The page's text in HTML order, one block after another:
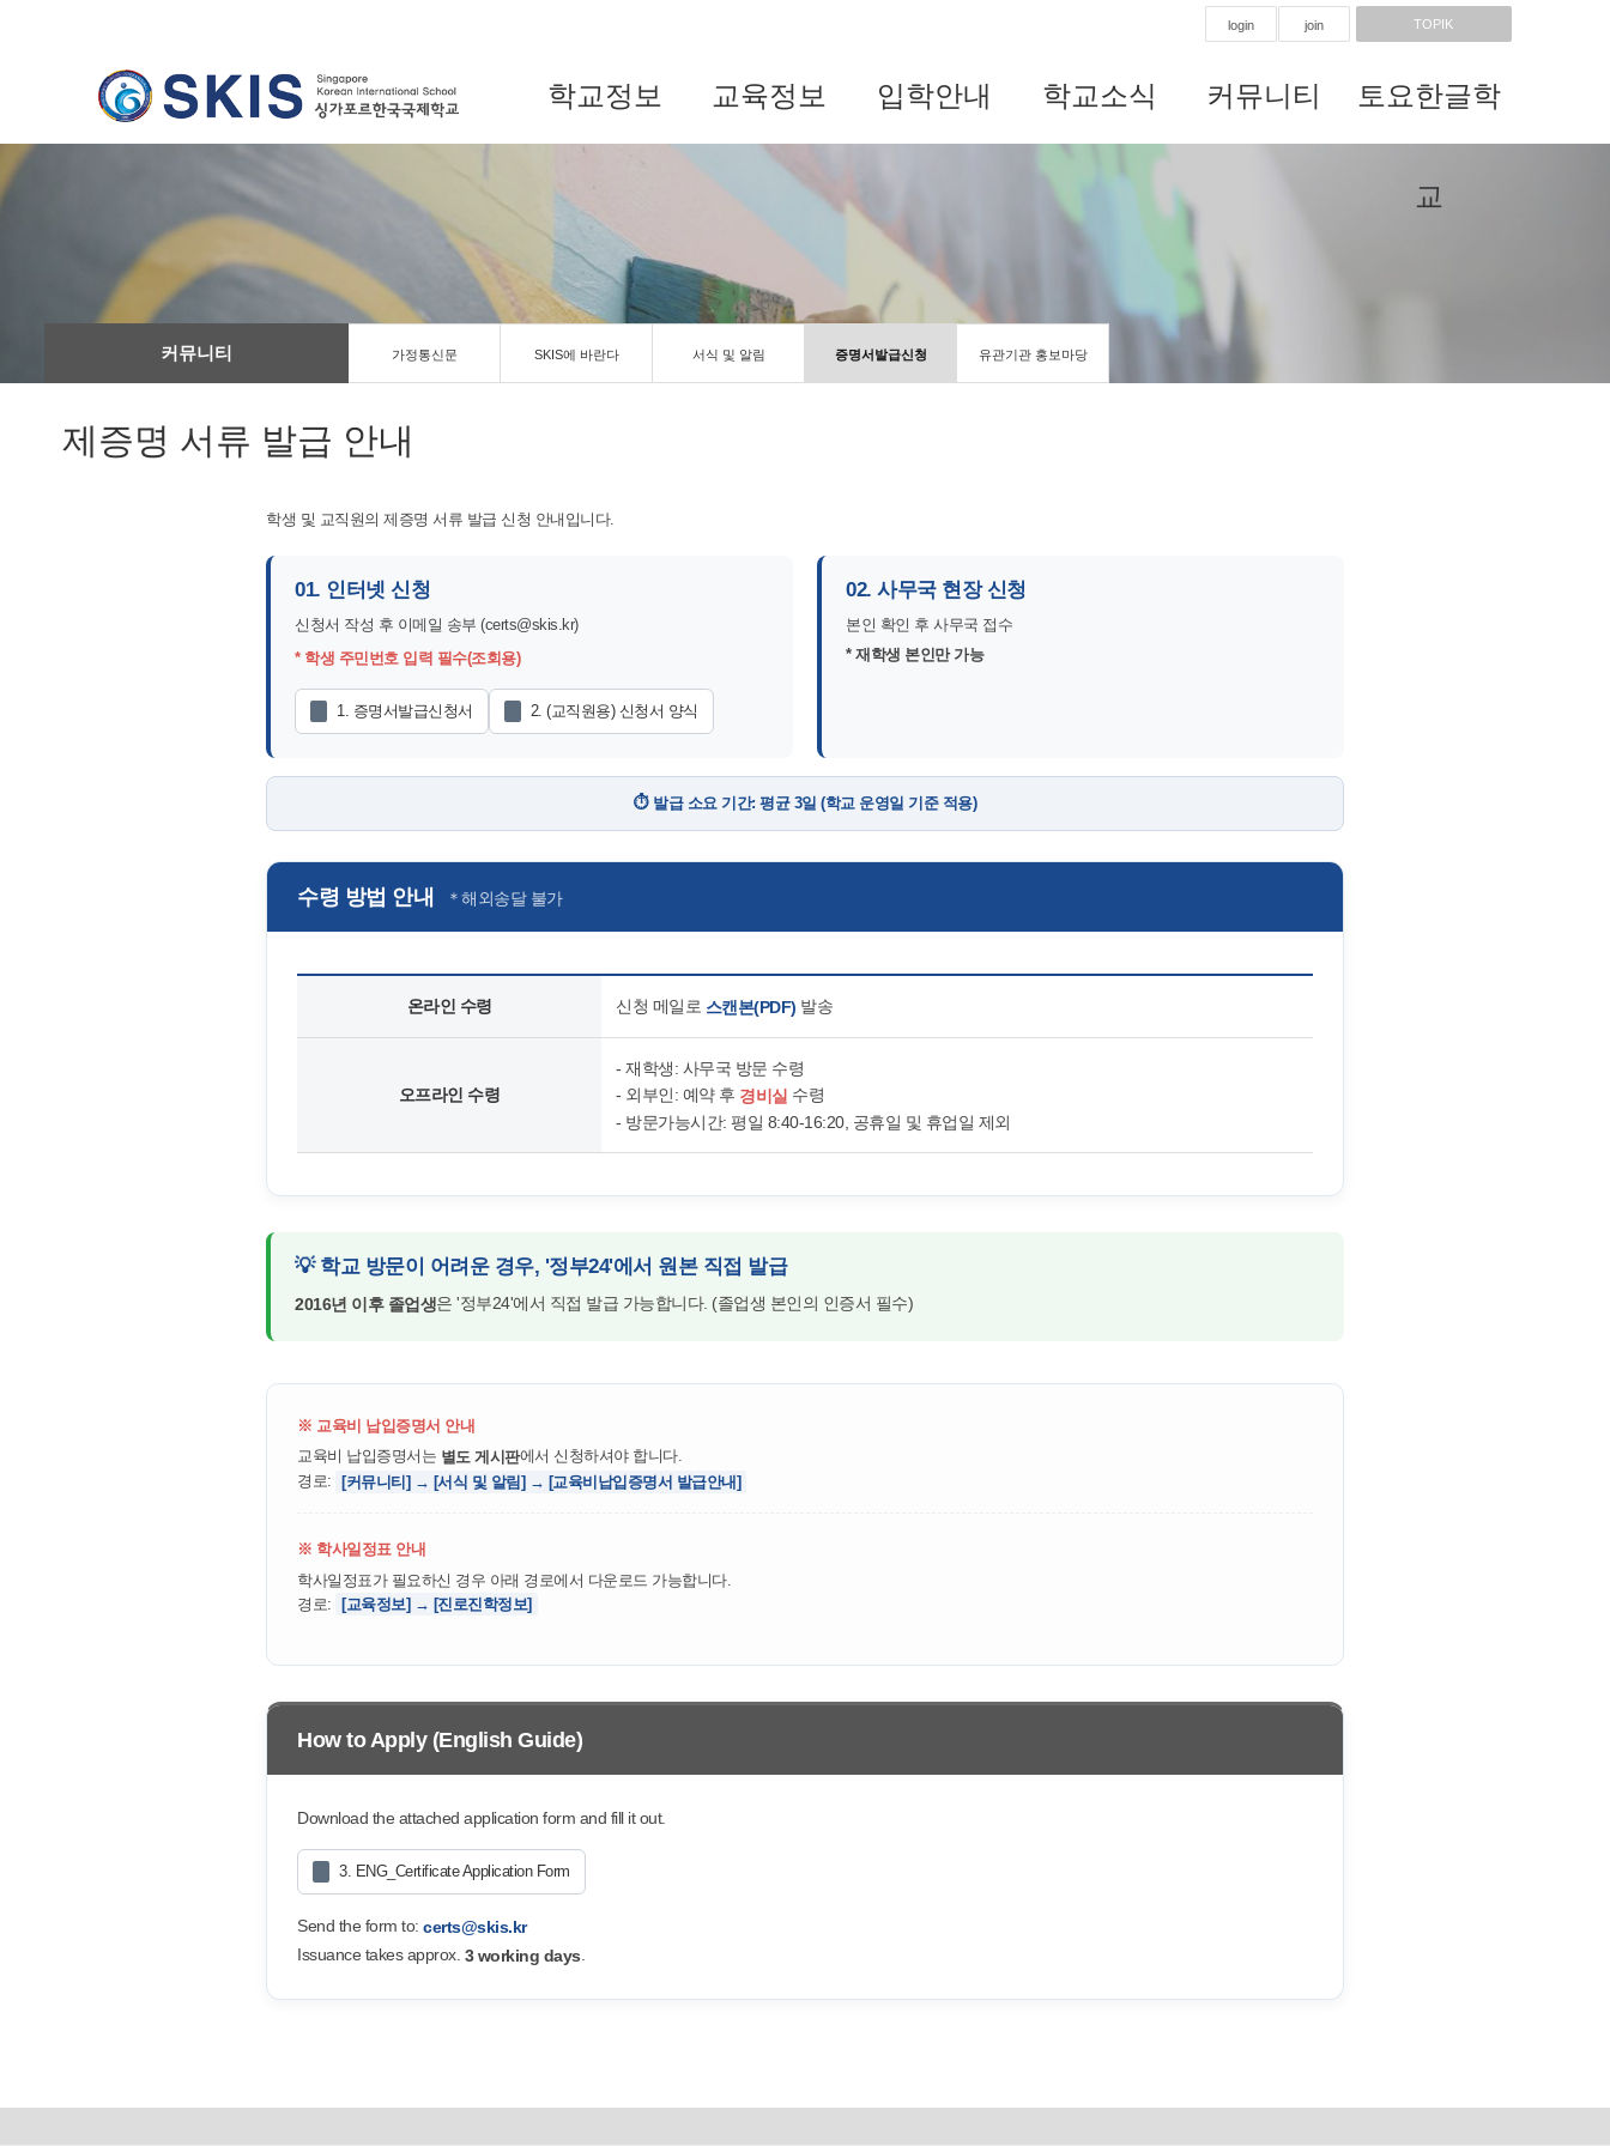
login join TOPIK
학교정보 교육정보 입학안내 학교소식 커뮤니티 토요한글학
교
커뮤니티 가정통신문 SKIS에 바란다 서식 및 알림 증명서발급신청 유관기관 홍보마당
제증명 서류 발급 안내
학생 및 교직원의 제증명 서류 발급 신청 안내입니다.
01. 인터넷 신청
신청서 작성 후 이메일 송부 (certs@skis.kr)
* 학생 주민번호 입력 필수(조회용)
1. 증명서발급신청서 2. (교직원용) 신청서 양식
02. 사무국 현장 신청
본인 확인 후 사무국 접수
* 재학생 본인만 가능
⏱️ 발급 소요 기간: 평균 3일 (학교 운영일 기준 적용)
수령 방법 안내 ＊해외송달 불가
온라인 수령 신청 메일로 스캔본(PDF) 발송
오프라인 수령
- 재학생: 사무국 방문 수령
- 외부인: 예약 후 경비실 수령
- 방문가능시간: 평일 8:40-16:20, 공휴일 및 휴업일 제외
💡 학교 방문이 어려운 경우, '정부24'에서 원본 직접 발급
2016년 이후 졸업생은 '정부24'에서 직접 발급 가능합니다. (졸업생 본인의 인증서 필수)
※ 교육비 납입증명서 안내
교육비 납입증명서는 별도 게시판에서 신청하셔야 합니다.
경로:
[커뮤니티] → [서식 및 알림] → [교육비납입증명서 발급안내]
※ 학사일정표 안내
학사일정표가 필요하신 경우 아래 경로에서 다운로드 가능합니다.
경로:
[교육정보] → [진로진학정보]
How to Apply (English Guide)
Download the attached application form and fill it out.
3. ENG_Certificate Application Form
Send the form to: certs@skis.kr
Issuance takes approx. 3 working days